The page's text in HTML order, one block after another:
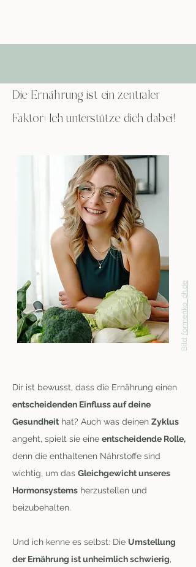
Die Ernährung ist ein zentraler
Faktor: Ich unterstütze dich dabei!
Bild:
formenko_ph.de
Dir ist bewusst, dass die Ernährung einen
entscheidenden Einfluss auf deine
Gesundheit hat? Auch was deinen Zyklus
angeht, spielt sie eine entscheidende Rolle,
denn die enthaltenen Nährstoffe sind
wichtig, um das Gleichgewicht unseres
Hormonsystems herzustellen und
beizubehalten.
Und ich kenne es selbst: Die Umstellung
der Ernährung ist unheimlich schwierig,